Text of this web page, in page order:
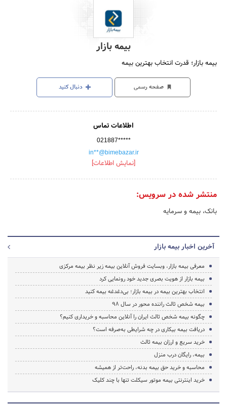
بیمه بازار
بیمه بازار؛ قدرت انتخاب بهترین بیمه
صفحه رسمی دنبال کنید
اطلاعات تماس
021887*****
in**@bimebazar.ir
[نمایش اطلاعات]
منتشر شده در سرویس:
بانک، بیمه و سرمایه
آخرین اخبار بیمه بازار
معرفی بیمه بازار، وبسایت فروش آنلاین بیمه زیر نظر بیمه مرکزی
بیمه بازار از هویت بصری جدید خود رونمایی کرد
انتخاب بهترین بیمه در بیمه بازار؛ بی‌دغدغه بیمه کنید
بیمه شخص ثالث راننده محور در سال ۹۸
چگونه بیمه شخص ثالث ایران را آنلاین محاسبه و خریداری کنیم؟
دریافت بیمه بیکاری در چه شرایطی به‌صرفه است؟
خرید سریع و ارزان بیمه ثالث
بیمه، رایگان درب منزل
محاسبه و خرید حق بیمه بدنه، راحت‌تر از همیشه
خرید اینترنتی بیمه موتور سیکلت تنها با چند کلیک